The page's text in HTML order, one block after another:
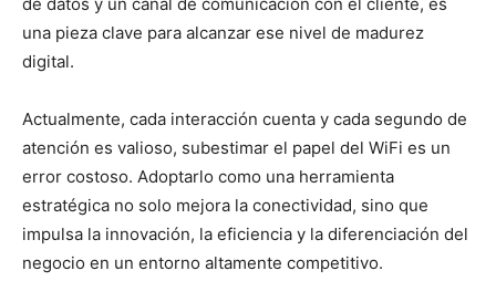
de datos y un canal de comunicación con el cliente, es
una pieza clave para alcanzar ese nivel de madurez
digital.
Actualmente, cada interacción cuenta y cada segundo de
atención es valioso, subestimar el papel del WiFi es un
error costoso. Adoptarlo como una herramienta
estratégica no solo mejora la conectividad, sino que
impulsa la innovación, la eficiencia y la diferenciación del
negocio en un entorno altamente competitivo.